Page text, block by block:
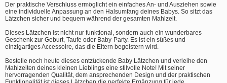
Der praktische Verschluss ermöglicht ein einfaches An- und Ausziehen sowie
eine individuelle Anpassung an den Halsumfang deines Babys. So sitzt das
Lätzchen sicher und bequem während der gesamten Mahlzeit.
Dieses Lätzchen ist nicht nur funktional, sondern auch ein wunderbares
Geschenk zur Geburt, Taufe oder Baby-Party. Es ist ein süßes und
einzigartiges Accessoire, das die Eltern begeistern wird.
Bestelle noch heute dieses entzückende Baby Lätzchen und verleihe den
Mahlzeiten deines kleinen Lieblings eine stilvolle Note! Mit seiner
hervorragenden Qualität, dem ansprechenden Design und der praktischen